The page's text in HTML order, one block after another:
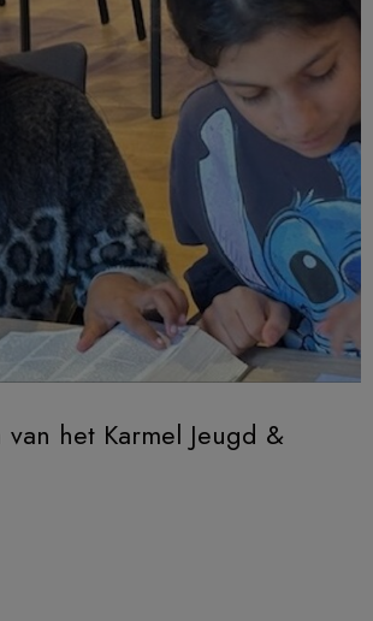
het Karmel Jeugd &